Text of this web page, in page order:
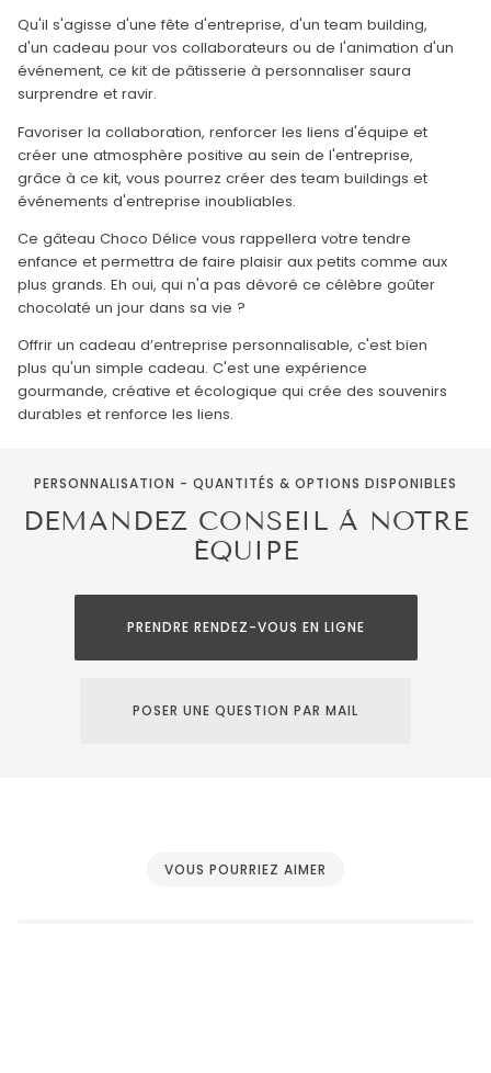
Qu'il s'agisse d'une fête d'entreprise, d'un team building,
d'un cadeau pour vos collaborateurs ou de l'animation d'un
événement, ce kit de pâtisserie à personnaliser saura
surprendre et ravir.
Favoriser la collaboration, renforcer les liens d'équipe et
créer une atmosphère positive au sein de l'entreprise,
grâce à ce kit, vous pourrez créer des team buildings et
événements d'entreprise inoubliables.
Ce gâteau Choco Délice vous rappellera votre tendre
enfance et permettra de faire plaisir aux petits comme aux
plus grands. Eh oui, qui n'a pas dévoré ce célèbre goûter
chocolaté un jour dans sa vie ?
Offrir un cadeau d’entreprise personnalisable, c'est bien
plus qu'un simple cadeau. C'est une expérience
gourmande, créative et écologique qui crée des souvenirs
durables et renforce les liens.
PERSONNALISATION - QUANTITÉS & OPTIONS DISPONIBLES
DEMANDEZ CONSEIL À NOTRE
ÉQUIPE
PRENDRE RENDEZ-VOUS EN LIGNE
POSER UNE QUESTION PAR MAIL
VOUS POURRIEZ AIMER